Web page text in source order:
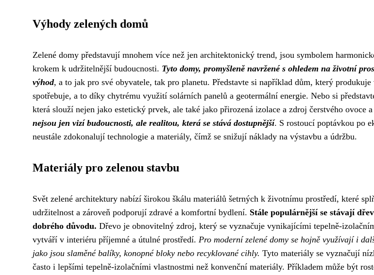
Výhody zelených domů
Zelené domy představují mnohem více než jen architektonický trend, jsou symbolem
krokem k udržitelnější budoucnosti. Tyto domy, promyšleně navržené s ohledem na životní
výhod, a to jak pro své obyvatele, tak pro planetu. Představte si například dům, který produkuje
spotřebuje, a to díky chytrému využití solárních panelů a geotermální energie. Nebo si
která slouží nejen jako estetický prvek, ale také jako přirozená izolace a zdroj čerstvého ovoce
nejsou jen vizí budoucnosti, ale realitou, která se stává dostupnější. S rostoucí poptávkou po
neustále zdokonalují technologie a materiály, čímž se snižují náklady na výstavbu a údržbu.
Materiály pro zelenou stavbu
Svět zelené architektury nabízí širokou škálu materiálů šetrných k životnímu prostředí, které
udržitelnost a zároveň podporují zdravé a komfortní bydlení. Stále populárnější se stávají
dobrého důvodu. Dřevo je obnovitelný zdroj, který se vyznačuje vynikajícími tepelně-
vytváří v interiéru příjemné a útulné prostředí. Pro moderní zelené domy se hojně využívají i
jako jsou slaměné balíky, konopné bloky nebo recyklované cihly. Tyto materiály se vyznačují
často i lepšími tepelně-izolačními vlastnostmi než konvenční materiály. Příkladem může být